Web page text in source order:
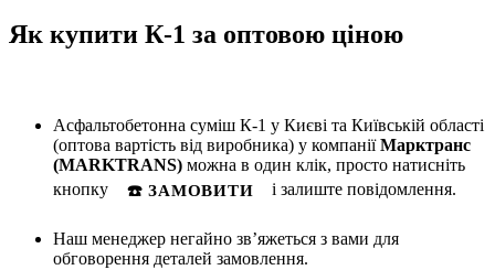
Як купити К-1 за оптовою ціною
Асфальтобетонна суміш К-1 у Києві та Київській області
(оптова вартість від виробника) у компаніїМарктранс
(MARKTRANS) можна в один клік, просто натисніть
кнопку
☎️ ЗАМОВИТИ і залиште повідомлення.
Наш менеджер негайно зв’яжеться з вами для
обговорення деталей замовлення.